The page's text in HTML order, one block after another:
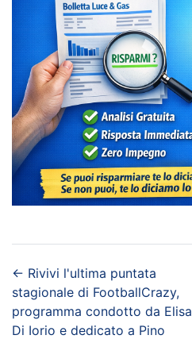
← Rivivi l'ultima puntata
stagionale di FootballCrazy,
programma condotto da Elisa
Di Iorio e dedicato a Pino